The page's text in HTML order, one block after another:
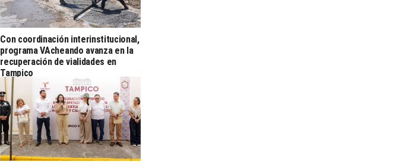
Con coordinación interinstitucional,
programa VAcheando avanza en la
recuperación de vialidades en
Tampico